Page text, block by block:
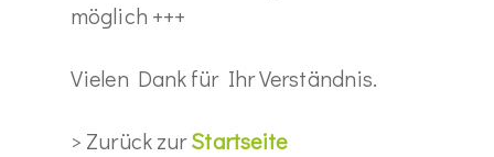
möglich +++
Vielen Dank für Ihr Verständnis.
> Zurück zurStartseite